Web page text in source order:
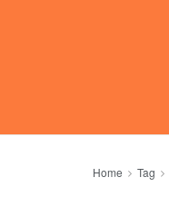
Home Tag